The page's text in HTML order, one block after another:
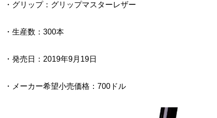
・グリップ：グリップマスターレザー
・生産数：300本
・発売日：2019年9月19日
・メーカー希望小売価格：700ドル